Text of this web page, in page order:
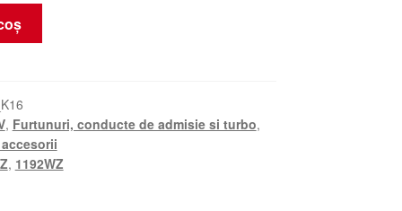
, Furtunuri, conducte de admisie si turbo,
, 1192WZ